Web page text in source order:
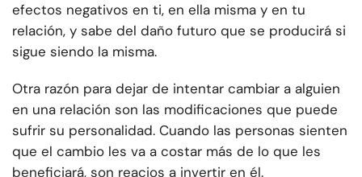
efectos negativos en ti, en ella misma y en tu
relación, y sabe del daño futuro que se producirá si
sigue siendo la misma.
Otra razón para dejar de intentar cambiar a alguien
en una relación son las modificaciones que puede
sufrir su personalidad. Cuando las personas sienten
que el cambio les va a costar más de lo que les
beneficiará, son reacios a invertir en él.